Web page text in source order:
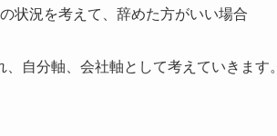
状況を考えて、辞めた方がいい場合
、自分軸、会社軸として考えていきます